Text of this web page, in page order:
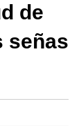
de
señas